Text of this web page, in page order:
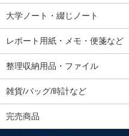
大学ノート・綴じノート
レポート用紙・メモ・便箋など
整理収納用品・ファイル
雑貨/バッグ/時計など
完売商品